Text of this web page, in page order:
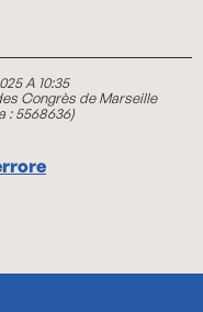
A 10:35
Congrès de Marseille
:5568636)